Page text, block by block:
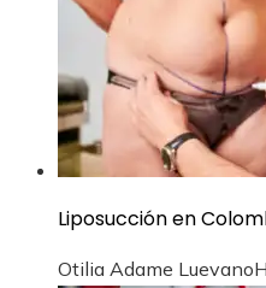
Liposucción en
Otilia Adame Luevano